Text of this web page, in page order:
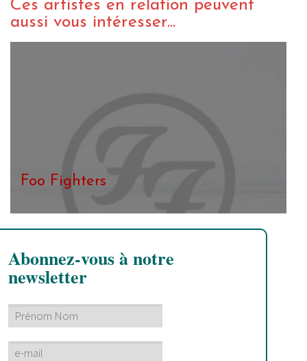
Ces artistes en relation peuvent
aussi vous intéresser...
Foo Fighters
Abonnez-vous à notre
newsletter